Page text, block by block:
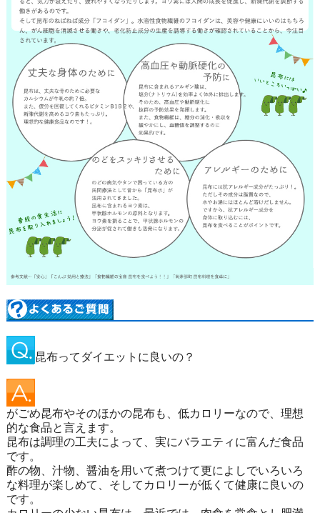
昆布ってダイエットに良いの？
がごめ昆布やそのほかの昆布も、低カロリーなので、理想
的な食品と言えます。
昆布は調理の工夫によって、実にバラエティに富んだ食品
です。
酢の物、汁物、醤油を用いて煮つけて更によしでいろいろ
な料理が楽しめて、そしてカロリーが低くて健康に良いの
です。